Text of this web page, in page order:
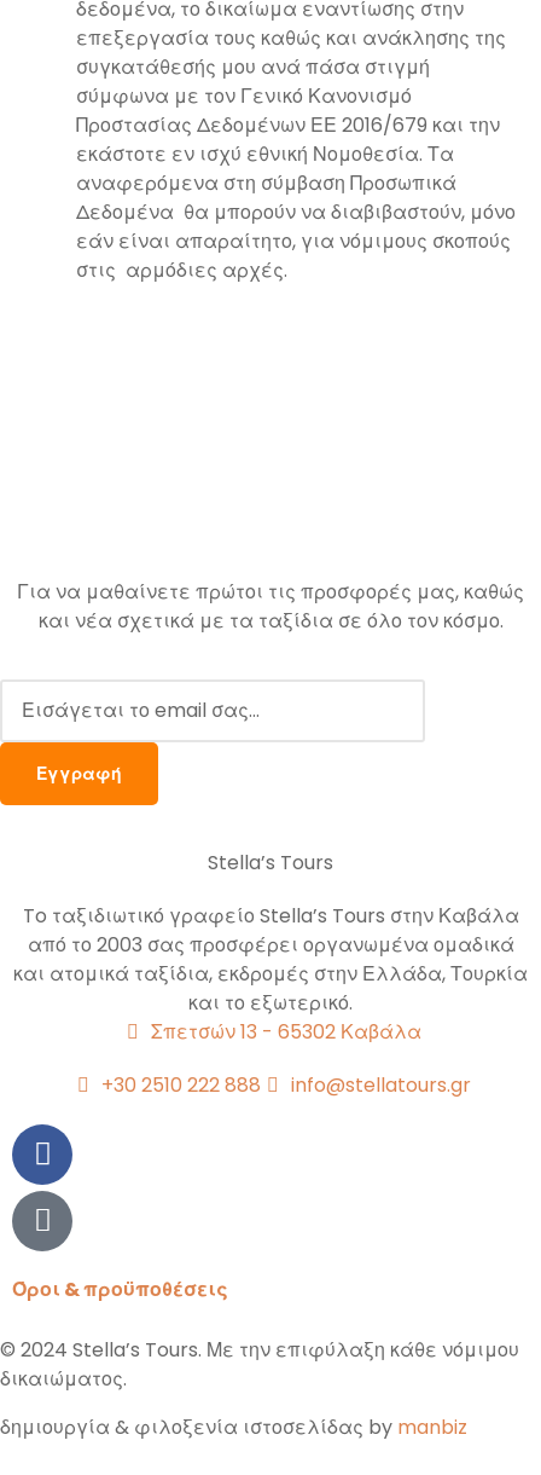
δεδομένα, το δικαίωμα εναντίωσης στην
επεξεργασία τους καθώς και ανάκλησης της
συγκατάθεσής μου ανά πάσα στιγμή
σύμφωνα με τον Γενικό Κανονισμό
Προστασίας Δεδομένων ΕΕ 2016/679 και την
εκάστοτε εν ισχύ εθνική Νομοθεσία. Τα
αναφερόμενα στη σύμβαση Προσωπικά
Δεδομένα θα μπορούν να διαβιβαστούν, μόνο
εάν είναι απαραίτητο, για νόμιμους σκοπούς
στις αρμόδιες αρχές.
Για να μαθαίνετε πρώτοι τις προσφορές μας, καθώς
και νέα σχετικά με τα ταξίδια σε όλο τον κόσμο.
Stella’s Tours
To ταξιδιωτικό γραφείο Stella’s Tours στην Καβάλα
από το 2003 σας προσφέρει οργανωμένα ομαδικά
και ατομικά ταξίδια, εκδρομές στην Ελλάδα, Τουρκία
και το εξωτερικό.
Σπετσών 13 - 65302 Καβάλα
+30 2510 222 888
info@stellatours.gr
Όροι & προϋποθέσεις
© 2024 Stella’s Tours. Με την επιφύλαξη κάθε νόμιμου
δικαιώματος.
δημιουργία & φιλοξενία ιστοσελίδας by manbiz